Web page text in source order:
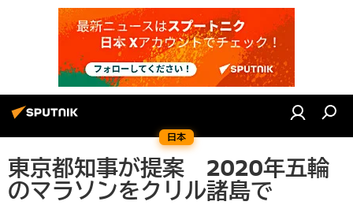
日本
東京都知事が提案 2020年五輪
のマラソンをクリル諸島で